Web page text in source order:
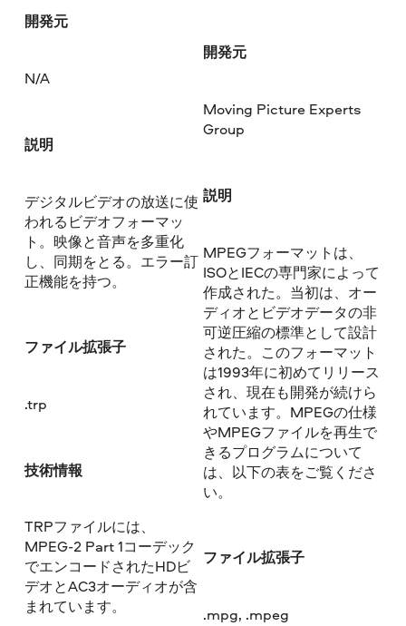
開発元
N/A
説明
デジタルビデオの放送に使
われるビデオフォーマッ
ト。映像と音声を多重化
し、同期をとる。エラー訂
正機能を持つ。
ファイル拡張子
.trp
技術情報
TRPファイルには、
MPEG-2 Part 1コーデック
でエンコードされたHDビ
デオとAC3オーディオが含
まれています。
開発元
Moving Picture Experts
Group
説明
MPEGフォーマットは、
ISOとIECの専門家によって
作成された。当初は、オー
ディオとビデオデータの非
可逆圧縮の標準として設計
された。このフォーマット
は1993年に初めてリリース
され、現在も開発が続けら
れています。MPEGの仕様
やMPEGファイルを再生で
きるプログラムについて
は、以下の表をご覧くださ
い。
ファイル拡張子
.mpg, .mpeg